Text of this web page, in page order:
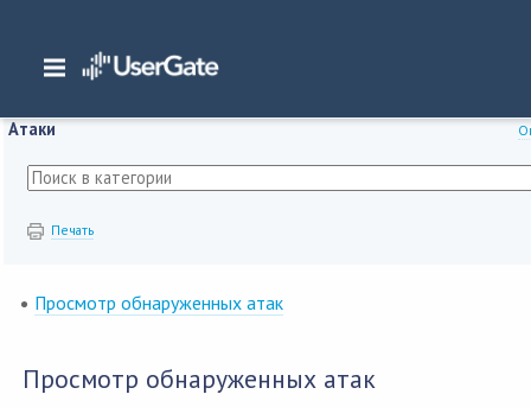
Главная/ Документация/WAF/
Атаки
Печать
Просмотр обнаруженных атак
Просмотр обнаруженных атак